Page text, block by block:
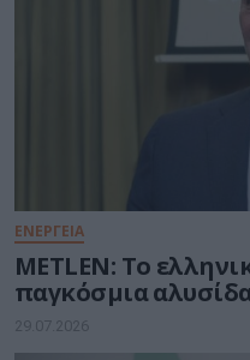
ΕΝΕΡΓΕΙΑ
METLEN: Το
παγκόσμια
29.07.2026